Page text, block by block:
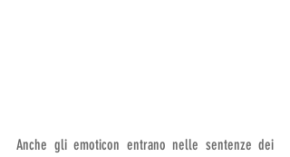
Anche gli emoticon entrano nelle sentenze dei